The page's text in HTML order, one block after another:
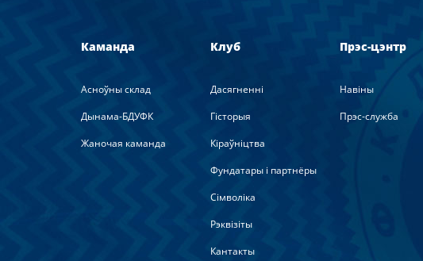
Каманда
Асноўны склад
Дынама-БДУФК
Жаночая каманда
Клуб
Дасягненні
Гісторыя
Кіраўніцтва
Фундатары і партнёры
Сімволіка
Рэквізіты
Кантакты
Прэс-цэнтр
Навiны
Прэс-служба